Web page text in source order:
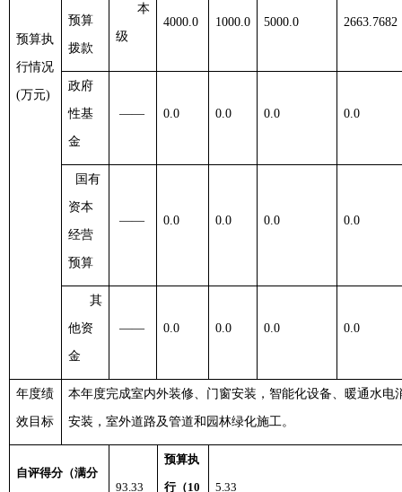
预算执
行情况
(万元)
预算
拨款
本
级
4000.0 1000.0 5000.0 2663.7682
政府
性基
金
—— 0.0 0.0 0.0 0.0
国有
资本
经营
预算
—— 0.0 0.0 0.0 0.0
其
他资
金
—— 0.0 0.0 0.0 0.0
年度绩
效目标
本年度完成室内外装修、门窗安装，智能化设备、暖通水电
安装，室外道路及管道和园林绿化施工。
自评得分（满分
93.33
预算执
行（10 5.33